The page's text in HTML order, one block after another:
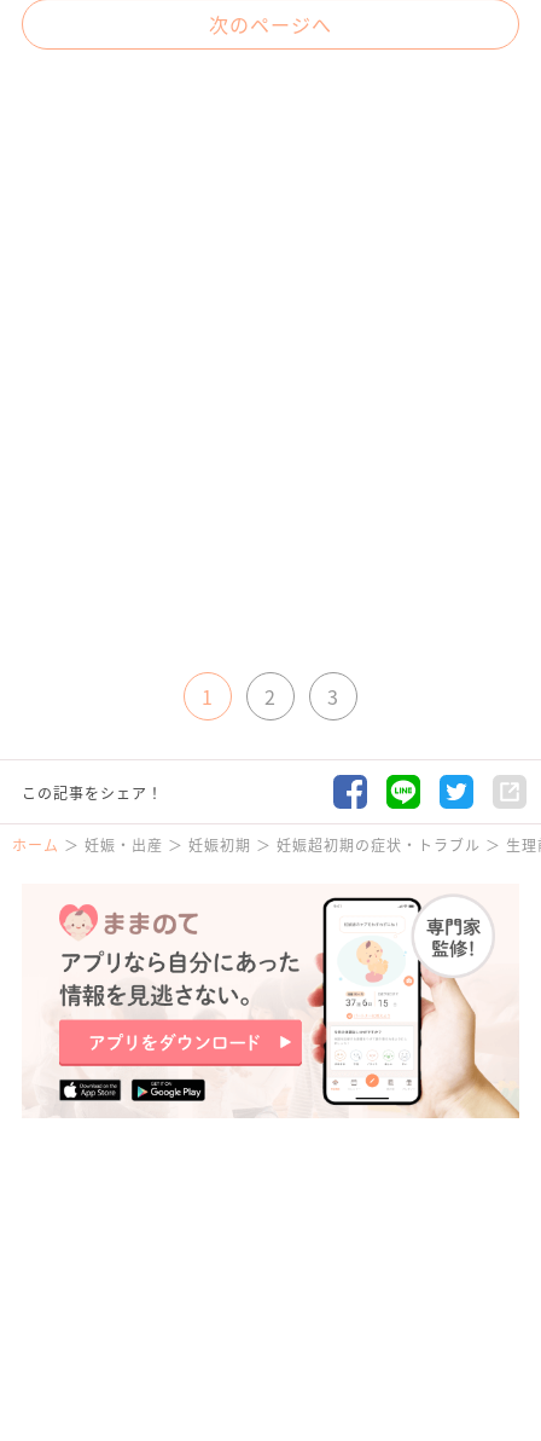
次のページへ
1 2 3
この記事をシェア！
ホーム 妊娠・出産 妊娠初期 妊娠超初期の症状・トラブル 生